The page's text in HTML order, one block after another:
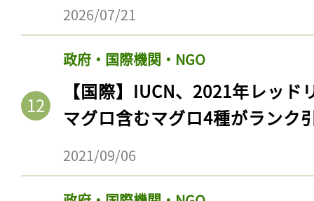
2026/07/21
政府・国際機関・NGO
【国際】IUCN、2021年レッ
マグロ含むマグロ4種がランク
2021/09/06
記事をお気に入りに